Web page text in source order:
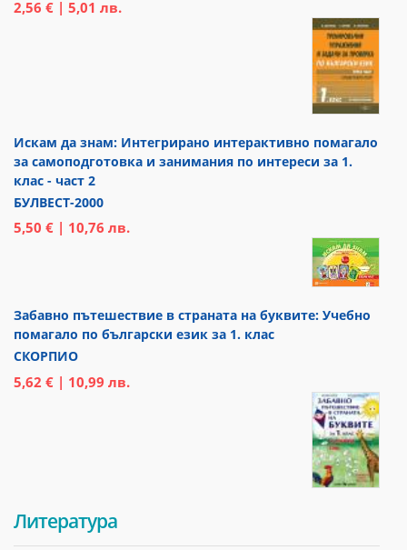
2,56 € | 5,01 лв.
Искам да знам: Интегрирано интерактивно помагало
за самоподготовка и занимания по интереси за 1.
клас - част 2
БУЛВЕСТ-2000
5,50 € | 10,76 лв.
Забавно пътешествие в страната на буквите: Учебно
помагало по български език за 1. клас
СКОРПИО
5,62 € | 10,99 лв.
Литература